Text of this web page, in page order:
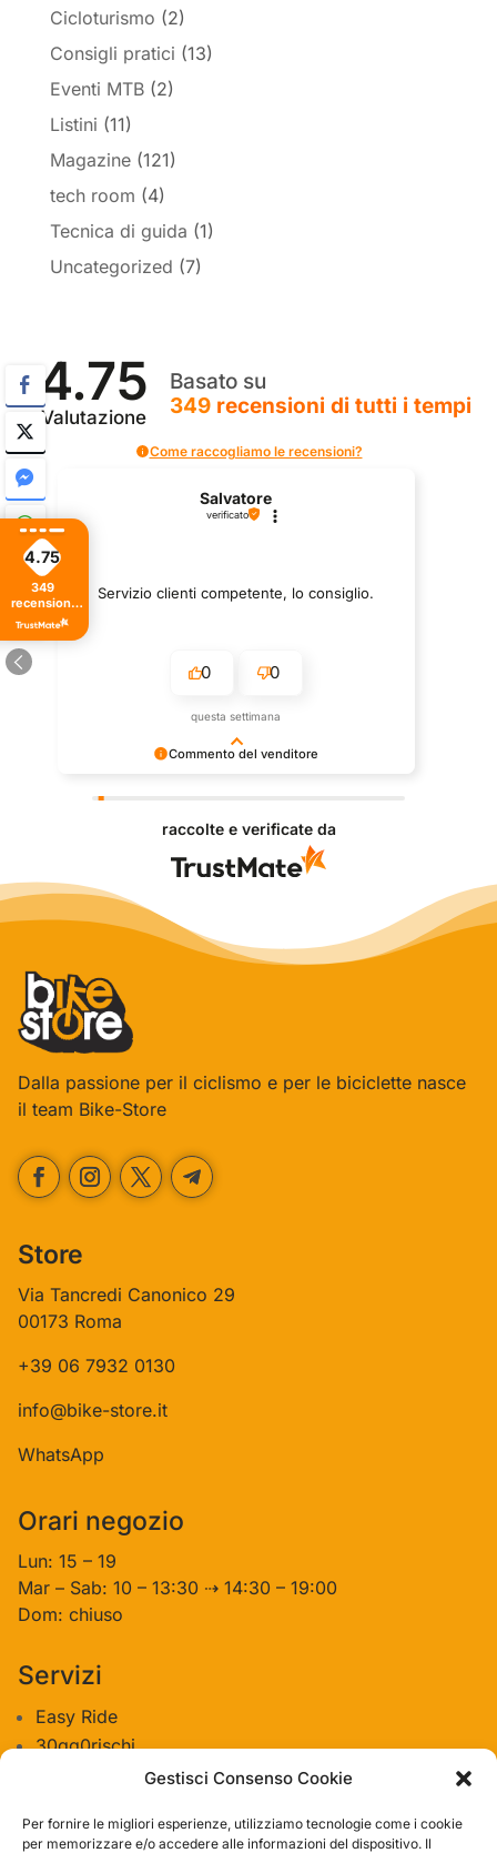
Gestisci Consenso Cookie
Per fornire le migliori esperienze, utilizziamo tecnologie come i cookie
per memorizzare e/o accedere alle informazioni del dispositivo. Il
Cicloturismo (2)
Consigli pratici (13)
Eventi MTB(2)
Listini (11)
Magazine(121)
tech room (4)
Tecnica di guida (1)
Uncategorized (7)
4.75
Valutazione
Basato su
349recensioni di tutti i tempi
Come raccogliamo le recensioni?
Commento del venditore
servizio giusto a clienti così fantastici. Grazie
Salvatore
verificato
Servizio clienti competente, lo consiglio.
0 0
questa settimana
raccolte e verificate da
Dalla passione per il ciclismo e per le biciclette nasce
il team Bike-Store
Store
Via Tancredi Canonico 29
00173 Roma
+39 06 7932 0130
info@bike-store.it
WhatsApp
Orari negozio
Lun: 15 – 19
Mar – Sab: 10 – 13:30 ⇢ 14:30 – 19:00
Dom: chiuso
Servizi
Easy Ride
30gg0rischi
Servizi Officina
4.75
349
recensioni
di tutti i